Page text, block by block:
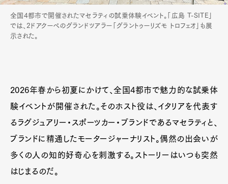
全国4都市で開催されたマセラティの試乗体験イベント。「広島 T-SITE」
では、2ドアクーペのグランドツアラー「グラントゥーリズモ トロフェオ」も展
示された。
2026年春から初夏にかけて、全国4都市で魅力的な試乗体
験イベントが開催された。そのホスト役は、イタリアを代表す
るラグジュアリー・スポーツカー・ブランドであるマセラティと、
ブランドに精通したモータージャーナリスト。偶然の出会いが
多くの人の知的好奇心を刺激する。ストーリーはいつも突然
はじまるのだ。